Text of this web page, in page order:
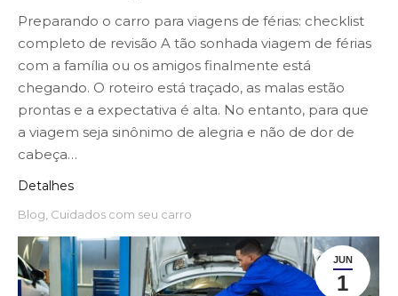
Preparando o carro para viagens de férias: checklist
completo de revisão A tão sonhada viagem de férias
com a família ou os amigos finalmente está
chegando. O roteiro está traçado, as malas estão
prontas e a expectativa é alta. No entanto, para que
a viagem seja sinônimo de alegria e não de dor de
cabeça…
Detalhes
Blog, Cuidados com seu carro
JUN
1